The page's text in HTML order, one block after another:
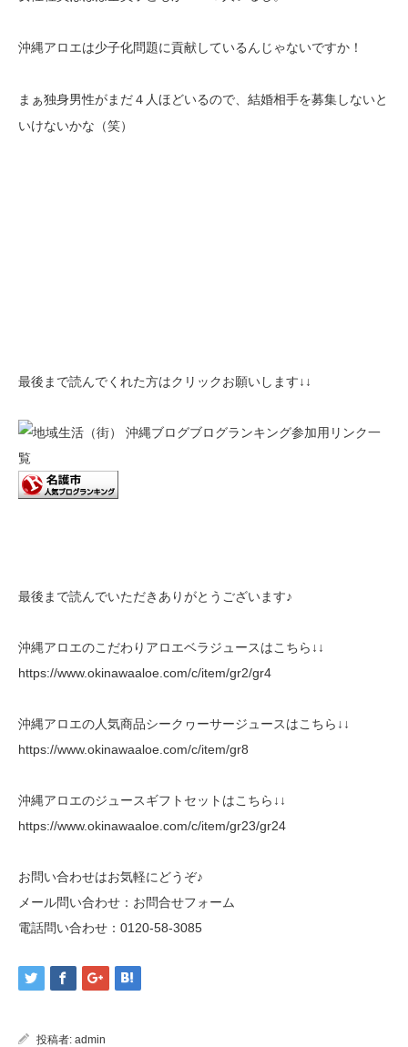
沖縄アロエは少子化問題に貢献しているんじゃないですか！
まぁ独身男性がまだ４人ほどいるので、結婚相手を募集しないと
いけないかな（笑）
最後まで読んでくれた方はクリックお願いします↓↓
最後まで読んでいただきありがとうございます♪
沖縄アロエのこだわりアロエベラジュースはこちら↓↓
https://www.okinawaaloe.com/c/item/gr2/gr4
沖縄アロエの人気商品シークヮーサージュースはこちら↓↓
https://www.okinawaaloe.com/c/item/gr8
沖縄アロエのジュースギフトセットはこちら↓↓
https://www.okinawaaloe.com/c/item/gr23/gr24
お問い合わせはお気軽にどうぞ♪
メール問い合わせ： お問合せフォーム
電話問い合わせ： 0120-58-3085
投稿者: admin